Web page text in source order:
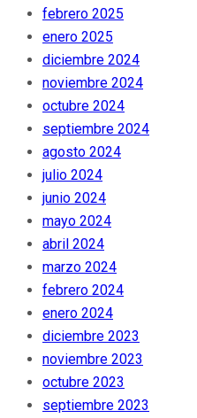
febrero 2025
enero 2025
diciembre 2024
noviembre 2024
octubre 2024
septiembre 2024
agosto 2024
julio 2024
junio 2024
mayo 2024
abril 2024
marzo 2024
febrero 2024
enero 2024
diciembre 2023
noviembre 2023
octubre 2023
septiembre 2023